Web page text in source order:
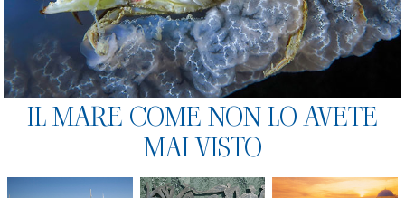
IL MARE COME NON LO AVETE
MAI VISTO